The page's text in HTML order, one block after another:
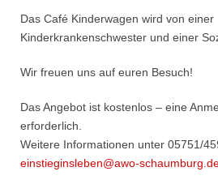
Das Café Kinderwagen wird von einer
Kinderkrankenschwester und einer
Wir freuen uns auf euren Besuch!
Das Angebot ist kostenlos – eine
erforderlich.
Weitere Informationen unter 05751/
einstieginsleben@awo-